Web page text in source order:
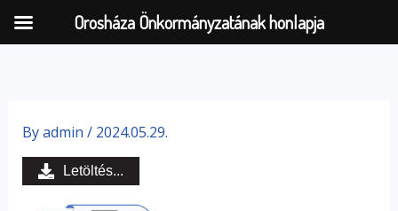
content
Byadmin / 2024.05.29.
Letöltés...
Orosháza Önkormányzatának honlapja